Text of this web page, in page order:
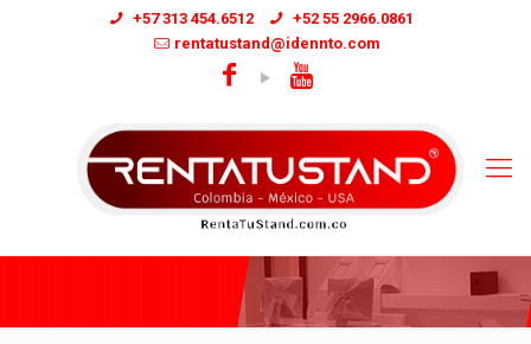
+57 313 454.6512
+52 55 2966.0861
rentatustand@idennto.com